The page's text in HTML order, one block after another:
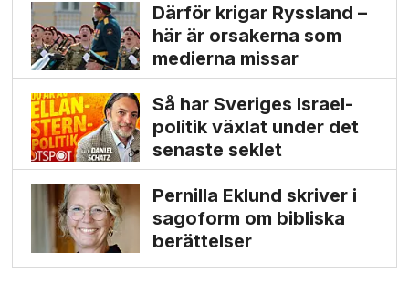
Därför krigar Ryssland –
här är orsakerna som
medierna missar
Så har Sveriges Israel­
politik växlat under det
senaste seklet
Pernilla Eklund skriver i
sagoform om bibliska
berättelser